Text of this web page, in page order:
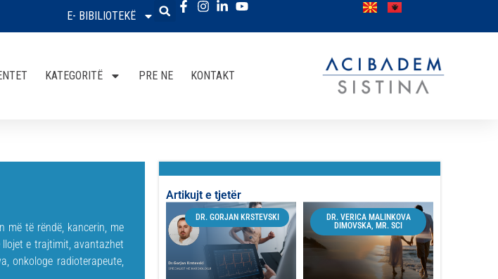
E- BIBILIOTEKË
KATEGORITË PRE NE KONTAKT
më të rëndë, kancerin, me
e trajtimit, avantazhet
onkologe radioterapeute,
Artikujt e tjetër
DR. GORJAN KRSTEVSKI
DR. VERICA MALINKOVA
DIMOVSKA, MR. SCI